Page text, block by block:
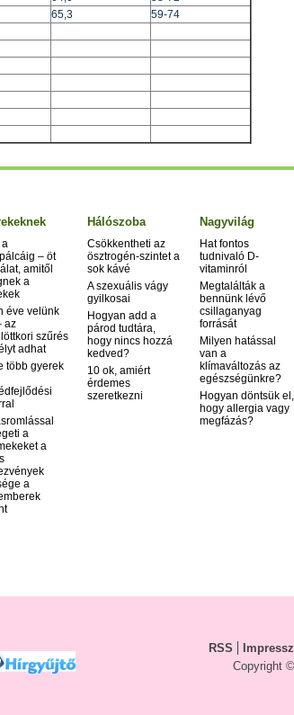
65,3
59-74
a
– öt
amitől
a
éve velünk
az
szűrés
adhat
több gyerek
a
a
a
Hálószoba
Csökkentheti az
ösztrogén-szintet a
sok kávé
A szexuális vágy
gyilkosai
Hogyan add a
párod tudtára,
hogy nincs hozzá
kedved?
10 ok, amiért
érdemes
szeretkezni
Nagyvilág
Hat fontos
tudnivaló D-
vitaminról
Megtalálták a
bennünk lévő
csillaganyag
forrását
Milyen hatással
van a
klímaváltozás az
egészségünkre?
Hogyan döntsük el,
hogy allergia vagy
megfázás?
RSS
Copyright